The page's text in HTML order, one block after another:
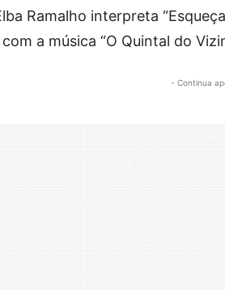
Ramalho interpreta
a música “O Quintal do
- Continua